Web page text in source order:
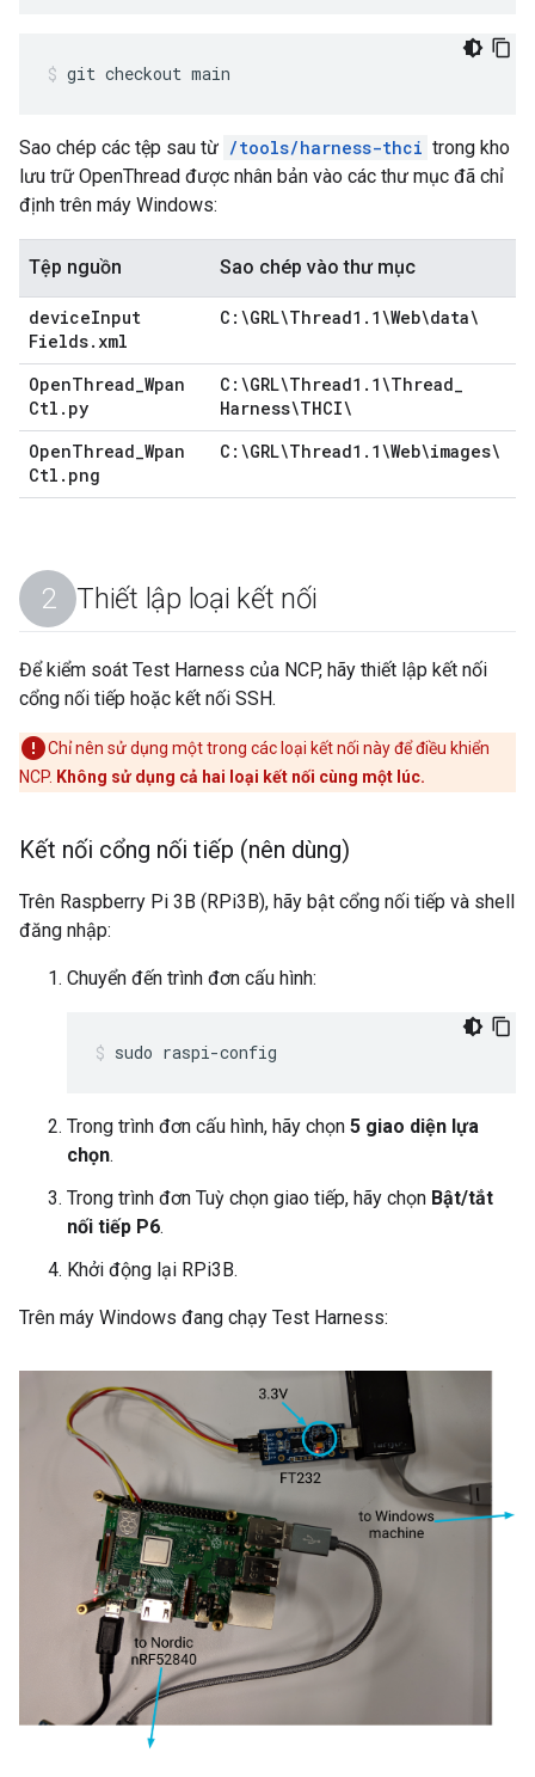
git checkout main
Sao chép các tệp sau từ /tools/harness-thci trong kho
lưu trữ OpenThread được nhân bản vào các thư mục đã chỉ
định trên máy Windows:
Tệp nguồn Sao chép vào thư mục
deviceInput
Fields. xml
C:\GRL\Thread1 . 1\Web\data\
OpenThread_Wpan
Ctl . py
C:\GRL\Thread1 . 1\Thread_
Harness\THCI\
OpenThread_Wpan
Ctl . png
C:\GRL\Thread1 . 1\Web\images\
Thiết lập loại kết nối
Để kiểm soát Test Harness của NCP, hãy thiết lập kết nối
cổng nối tiếp hoặc kết nối SSH.
Chỉ nên sử dụng một trong các loại kết nối này để điều khiển
NCP. Không sử dụng cả hai loại kết nối cùng một lúc.
Kết nối cổng nối tiếp (nên dùng)
Trên Raspberry Pi 3B (RPi3B), hãy bật cổng nối tiếp và shell
đăng nhập:
Chuyển đến trình đơn cấu hình:
sudo raspi-config
Trong trình đơn cấu hình, hãy chọn 5 giao diện lựa
chọn.
Trong trình đơn Tuỳ chọn giao tiếp, hãy chọn Bật/tắt
nối tiếp P6.
Khởi động lại RPi3B.
Trên máy Windows đang chạy Test Harness: